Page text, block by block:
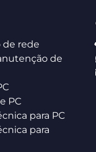
de rede
de
PC
para PC
para